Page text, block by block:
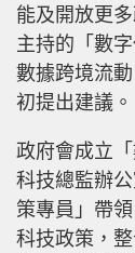
能及開放更
主持的「數
數據跨境流
初提出建議。
政府會成立
科技總監辦
策專員」帶
科技政策，